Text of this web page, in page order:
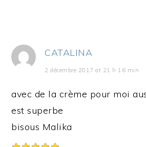
CATALINA
2 décembre 2017 at 21 h 16 min
avec de la crème pour moi
est superbe
bisous Malika